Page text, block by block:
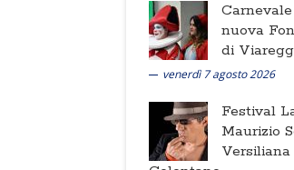
nuova
di
venerdì 7 agosto 2026
Festival
Maurizio